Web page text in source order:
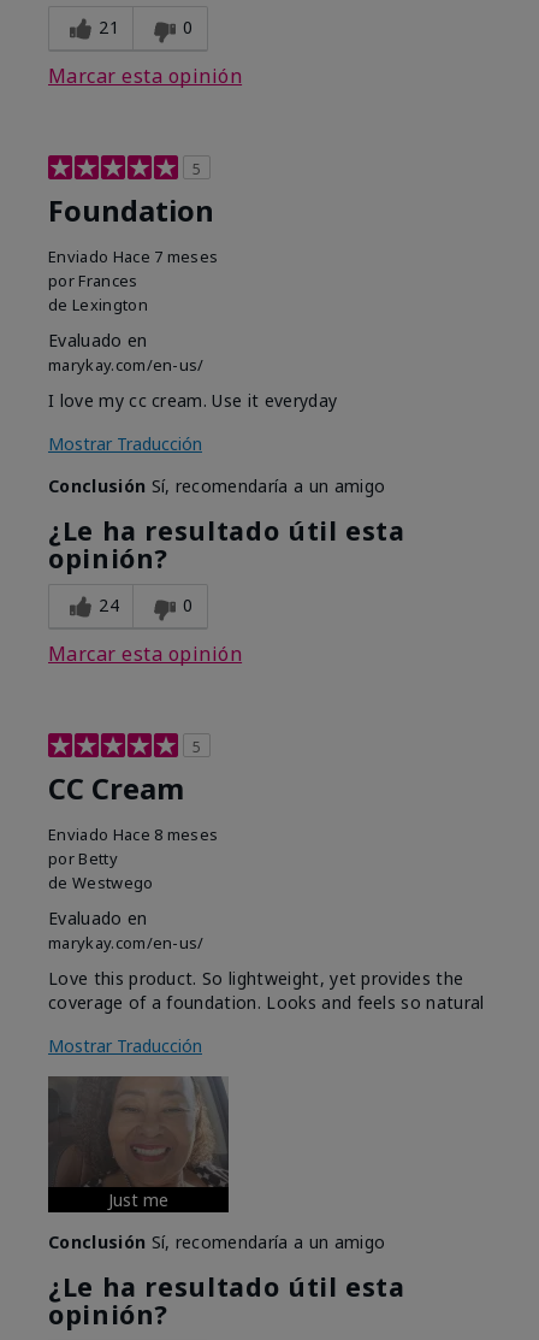
21 0
Marcar esta opinión
5
Foundation
Enviado Hace 7 meses
por Frances
de Lexington
Evaluado en
marykay.com/en-us/
I love my cc cream. Use it everyday
Mostrar Traducción
Conclusión Sí, recomendaría a un amigo
¿Le ha resultado útil esta
opinión?
24 0
Marcar esta opinión
5
CC Cream
Enviado Hace 8 meses
por Betty
de Westwego
Evaluado en
marykay.com/en-us/
Love this product. So lightweight, yet provides the
coverage of a foundation. Looks and feels so natural
Mostrar Traducción
Just me
Conclusión Sí, recomendaría a un amigo
¿Le ha resultado útil esta
opinión?